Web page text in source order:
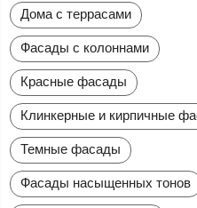
Дома с террасами
Фасады с колоннами
Красные фасады
Клинкерные и кирпичные
Темные фасады
Фасады насыщенных тонов